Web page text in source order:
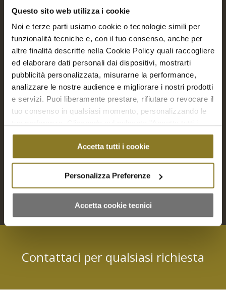
Questo sito web utilizza i cookie
Noi e terze parti usiamo cookie o tecnologie simili per
funzionalità tecniche e, con il tuo consenso, anche per
altre finalità descritte nella Cookie Policy quali raccogliere
ed elaborare dati personali dai dispositivi, mostrarti
pubblicità personalizzata, misurarne la performance,
analizzare le nostre audience e migliorare i nostri prodotti
e servizi. Puoi liberamente prestare, rifiutare o revocare il
tuo consenso in qualsiasi momento, personalizzando le
cookie" acconsenti all'uso di tali tecnologie per tutte le
finalità indicate. Cliccando sul pulsante "Accetta cookie
tecnici" acconsenti all'uso dei soli cookie tecnici.
Accetta tutti i cookie
Personalizza Preferenze
Accetta cookie tecnici
Bicchierini Sweet dreams bicchierini | 30 Pz.
€75,00
Aggiungi a Richiesta Preventivo
Aggiungi al carrello Mostra dettagli
Contattaci per qualsiasi richiesta